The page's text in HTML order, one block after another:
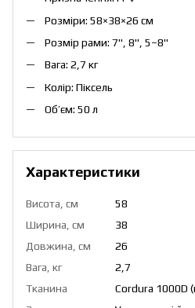
Розміри: 58×38×26 см
Розмір рами: 7", 8", 5–8"
Вага: 2,7 кг
Колір: Піксель
Об’єм: 50 л
Характеристики
Висота, см
58
Ширина, см
38
Довжина, см
26
Вага, кг
2,7
Тканина
Cordura 1000D